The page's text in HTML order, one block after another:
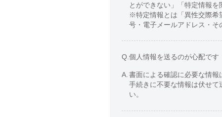
とができない」「特定情報を
※特定情報とは「異性交際希
号・電子メールアドレス・
Q.個人情報を送るのが心配です
A.書面による確認に必要な情
手続きに不要な情報は伏せ
い。